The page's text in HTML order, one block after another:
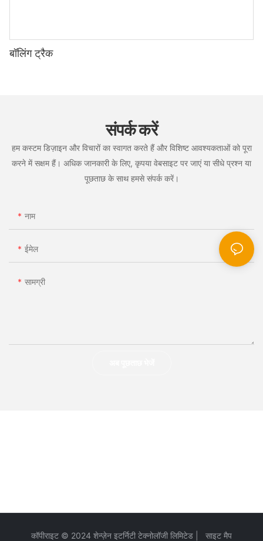
बॉलिंग ट्रैक
संपर्क करें
हम कस्टम डिज़ाइन और विचारों का स्वागत करते हैं और विशिष्ट आवश्यकताओं को पूरा
करने में सक्षम हैं। अधिक जानकारी के लिए, कृपया वेबसाइट पर जाएं या सीधे प्रश्न या
पूछताछ के साथ हमसे संपर्क करें।
नाम
ईमेल
सामग्री
कॉपीराइट © 2024 शेन्ज़ेन इटर्निटी टेक्नोलॉजी लिमिटेड | साइट मैप